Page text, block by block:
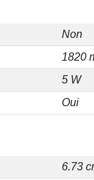
Non
1820
5 W
Oui
6.73